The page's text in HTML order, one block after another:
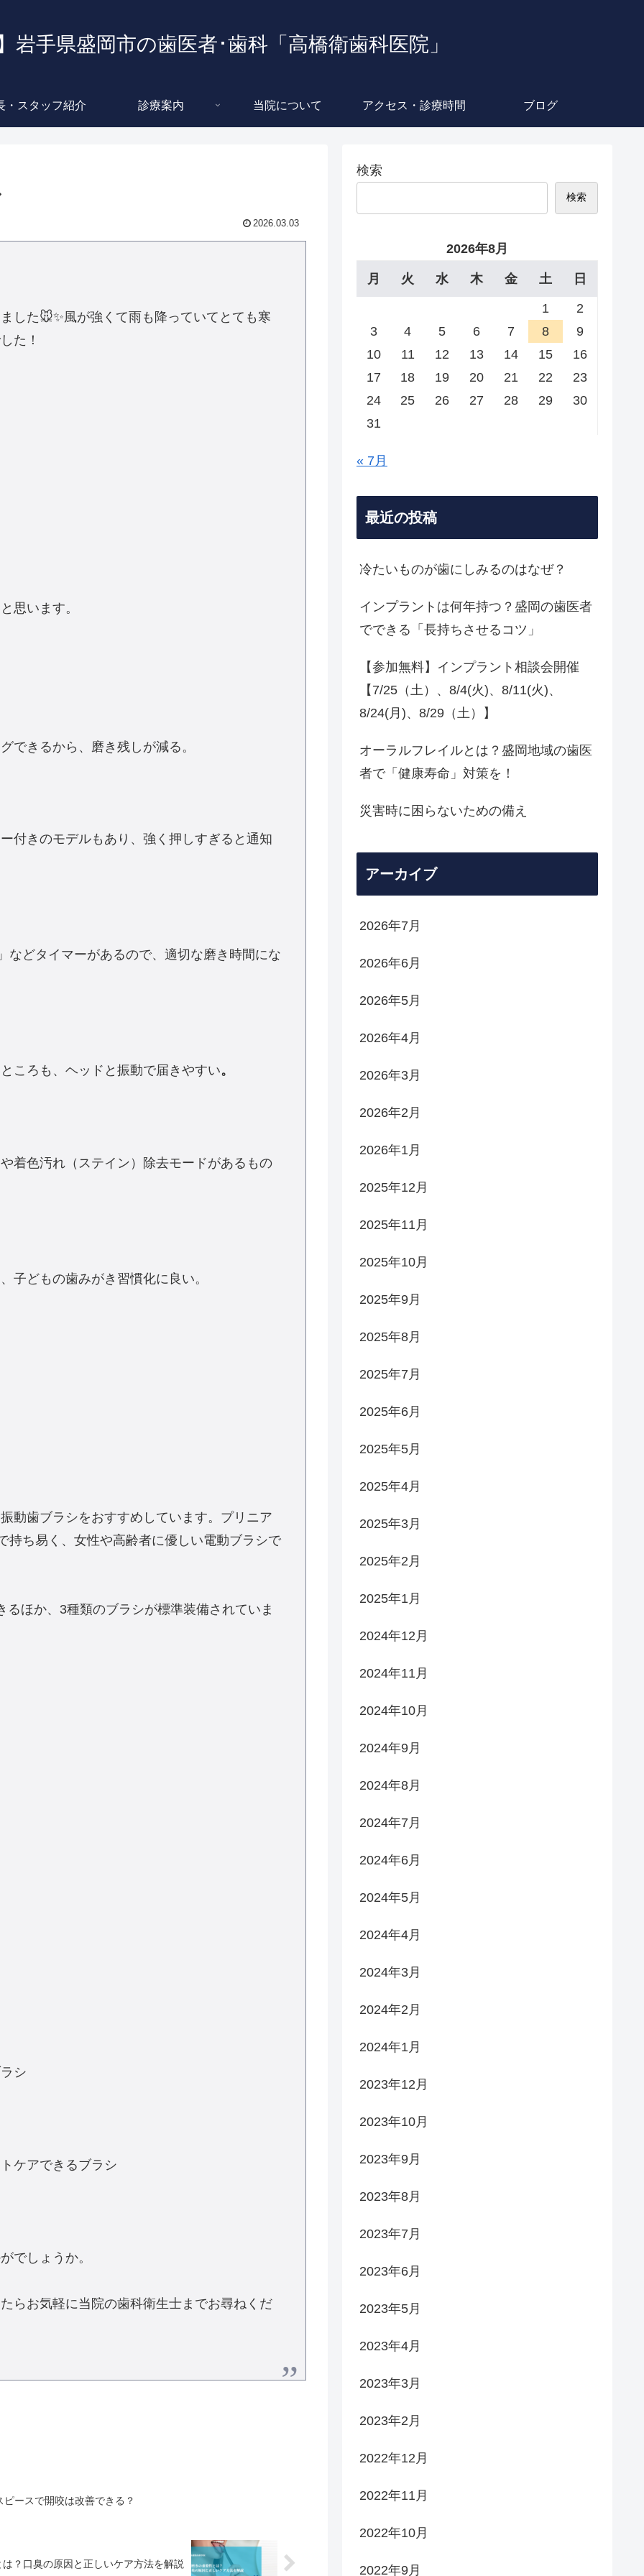
岩手県盛岡市の歯医者･歯科「高橋衛歯科医院」
・スタッフ紹介 診療案内 当院について アクセス・診療時間 ブログ
2026.03.03
した🐭✨風が強くて雨も降っていてとても寒
た！
思います。
できるから、磨き残しが減る。
付きのモデルもあり、強く押しすぎると通知
などタイマーがあるので、適切な磨き時間にな
ころも、ヘッドと振動で届きやすい。
着色汚れ（ステイン）除去モードがあるもの
子どもの歯みがき習慣化に良い。
動歯ブラシをおすすめしています。プリニア
持ち易く、女性や高齢者に優しい電動ブラシで
ほか、3種類のブラシが標準装備されていま
シ
ケアできるブラシ
でしょうか。
らお気軽に当院の歯科衛生士までお尋ねくだ
ースで開咬は改善できる？
？口臭の原因と正しいケア方法を解説
検索
検索
2026年8月
月 火 水 木 金 土 日
1
2
3
4 5 6 7 8
9
10
11 12 13 14 15
16
17
18 19 20 21 22
23
24
25 26 27 28 29
30
31
« 7月
最近の投稿
冷たいものが歯にしみるのはなぜ？
インプラントは何年持つ？盛岡の歯医者
でできる「長持ちさせるコツ」
【参加無料】インプラント相談会開催
【7/25（土）、8/4(火)、8/11(火)、
8/24(月)、8/29（土）】
オーラルフレイルとは？盛岡地域の歯医
者で「健康寿命」対策を！
災害時に困らないための備え
アーカイブ
2026年7月
2026年6月
2026年5月
2026年4月
2026年3月
2026年2月
2026年1月
2025年12月
2025年11月
2025年10月
2025年9月
2025年8月
2025年7月
2025年6月
2025年5月
2025年4月
2025年3月
2025年2月
2025年1月
2024年12月
2024年11月
2024年10月
2024年9月
2024年8月
2024年7月
2024年6月
2024年5月
2024年4月
2024年3月
2024年2月
2024年1月
2023年12月
2023年10月
2023年9月
2023年8月
2023年7月
2023年6月
2023年5月
2023年4月
2023年3月
2023年2月
2022年12月
2022年11月
2022年10月
2022年9月